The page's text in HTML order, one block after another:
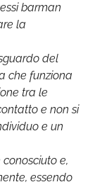
barman
la
del
che funziona
tra le
e non si
e un
e,
essendo